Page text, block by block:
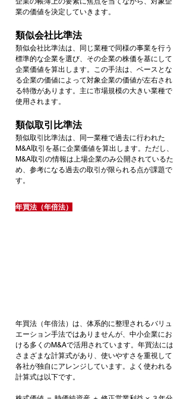
業の価値を決定していきます。
類似会社比準法
類似会社比準法は、同じ業種で同様の事業を行う
標準的な企業を選び、その企業の株価を基にして
企業価値を算出します。この手法は、ベースとな
る企業の価値によって対象企業の価値が左右され
る特徴があります。主に市場規模の大きい業種で
使用されます。
類似取引比準法
類似取引比準法は、同一業種で過去に行われた
M&A取引を基に企業価値を算出します。ただし、
M&A取引の情報は上場企業のみ公開されているた
め、参考になる過去の取引が限られる点が課題で
す。
年買法（年倍法）
年買法（年倍法）は、体系的に整理されるバリュ
エーション手法ではありませんが、中小企業にお
ける多くのM&Aで活用されています。年買法には
さまざまな計算式があり、使いやすさを重視して
各社が独自にアレンジしています。よく使われる
計算式は以下です。